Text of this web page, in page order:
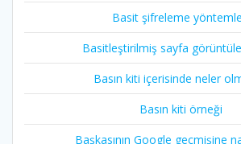
Basit şifreleme
Basitleştirilmiş sayfa
Basın kiti içerisinde neler
Basın kiti örneği
Başkasının Google geçmişine